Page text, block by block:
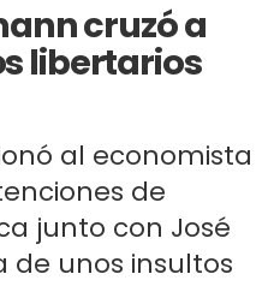
cruzó a
libertarios
al economista
de
junto con José
de unos insultos